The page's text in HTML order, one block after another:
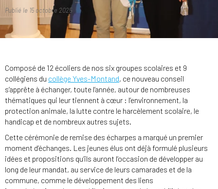
Publié le 15 octobre 2025
Composé de 12 écoliers de nos six groupes scolaires et 9
collégiens du collège Yves-Montand, ce nouveau conseil
s’apprête à échanger, toute l’année, autour de nombreuses
thématiques qui leur tiennent à cœur : l’environnement, la
protection animale, la lutte contre le harcèlement scolaire, le
handicap et de nombreux autres sujets.
Cette cérémonie de remise des écharpes a marqué un premier
moment d’échanges. Les jeunes élus ont déjà formulé plusieurs
idées et propositions qu’ils auront l’occasion de développer au
long de leur mandat, au service de leurs camarades et de la
commune, comme le développement des liens